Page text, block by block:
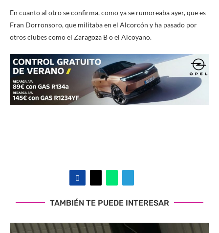
En cuanto al otro se confirma, como ya se rumoreaba ayer, que es
Fran Dorronsoro, que militaba en el Alcorcón y ha pasado por
otros clubes como el Zaragoza B o el Alcoyano.
TAMBIÉN TE PUEDE INTERESAR